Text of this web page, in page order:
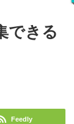
できる
Feedly